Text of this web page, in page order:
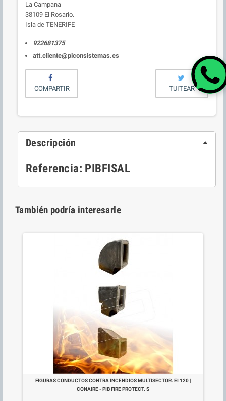
La Campana
38109 El Rosario.
Isla de TENERIFE
922681375
att.cliente@piconsistemas.es
COMPARTIR TUITEAR
Descripción
Referencia: PIBFISAL
También podría interesarle
FIGURAS CONDUCTOS CONTRA INCENDIOS MULTISECTOR. EI 120 |
CONAIRE - PIB FIRE PROTECT. S